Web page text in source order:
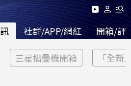
社群/APP/網紅 開箱/評
三星摺疊機開箱 「全新